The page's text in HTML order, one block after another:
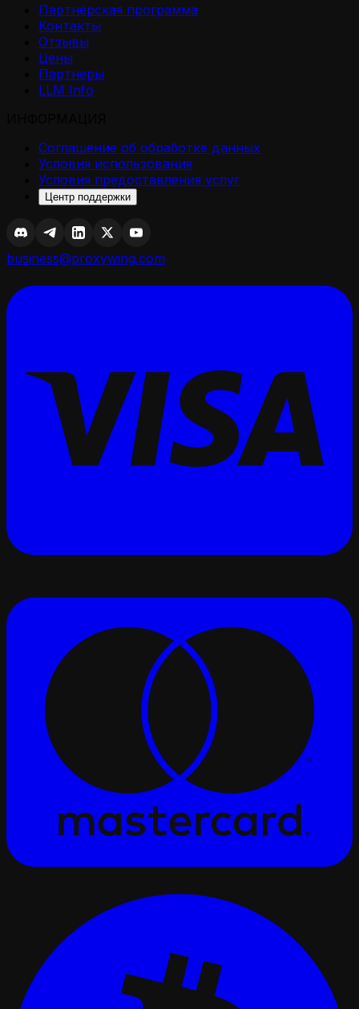
Партнёрская программа
Контакты
Отзывы
Цены
Партнеры
LLM Info
Соглашение об обработке данных
Условия использования
Условия предоставления услуг
Центр поддержки
business@proxywing.com